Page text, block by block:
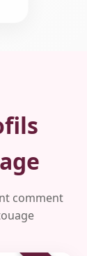
comment